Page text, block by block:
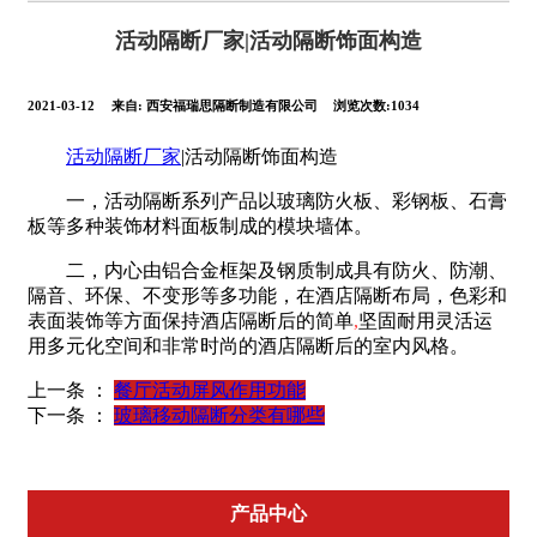
活动隔断厂家|活动隔断饰面构造
2021-03-12 来自: 西安福瑞思隔断制造有限公司 浏览次数:1034
活动隔断厂家|活动隔断饰面构造
一，活动隔断系列产品以玻璃防火板、彩钢板、石膏
板等多种装饰材料面板制成的模块墙体。
二，内心由铝合金框架及钢质制成具有防火、防潮、
隔音、环保、不变形等多功能，在酒店隔断布局，色彩和
表面装饰等方面保持酒店隔断后的简单,坚固耐用灵活运
用多元化空间和非常时尚的酒店隔断后的室内风格。
上一条 ：
餐厅活动屏风作用功能
下一条 ：
玻璃移动隔断分类有哪些
产品中心